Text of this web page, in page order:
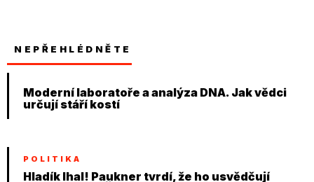
NEPŘEHLÉDNĚTE
Moderní laboratoře a analýza DNA. Jak vědci
určují stáří kostí
POLITIKA
Hladík lhal! Paukner tvrdí, že ho usvědčují